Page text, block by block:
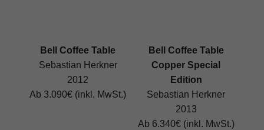
Bell Coffee Table
Sebastian Herkner
2012
Ab 3.090€ (inkl. MwSt.)
Bell Coffee Table
Copper Special
Edition
Sebastian Herkner
2013
Ab 6.340€ (inkl. MwSt.)